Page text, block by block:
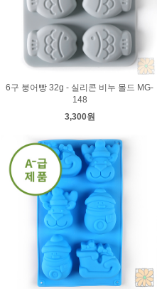
6구 붕어빵 32g - 실리콘 비누 몰드 MG-
148
3,300원